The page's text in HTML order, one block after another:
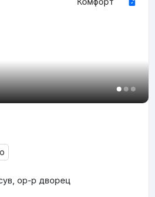
ор-р дворец